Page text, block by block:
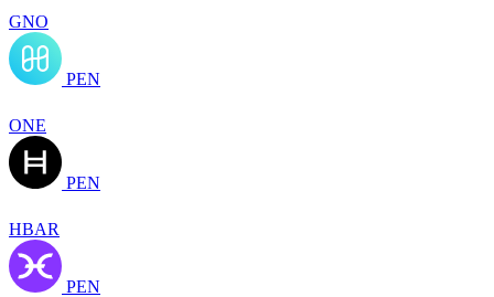
GNO
PEN
ONE
PEN
HBAR
PEN